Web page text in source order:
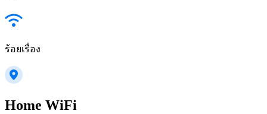
ร้อยเรื่อง
Home WiFi